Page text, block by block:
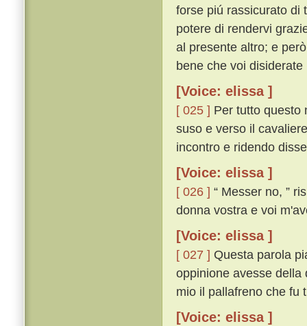
forse piú rassicurato di
potere di rendervi
al presente altro; e
bene che voi
[Voice: elissa ]
[ 025 ] Per tutto questo
suso e verso il
incontro e ridendo
[Voice: elissa ]
[ 026 ] “ Messer no, ”
donna vostra e voi
[Voice: elissa ]
[ 027 ] Questa parola
oppinione avesse della
mio il pallafreno che fu
[Voice: elissa ]